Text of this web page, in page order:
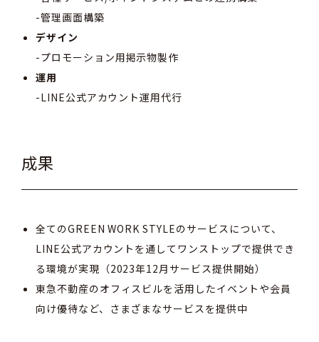
-管理画面構築
デザイン
-プロモーション用掲示物製作
運用
-LINE公式アカウント運用代行
成果
全てのGREEN WORK STYLEのサービスについて、
LINE公式アカウントを通してワンストップで提供でき
る環境が実現（2023年12月サービス提供開始）
東急不動産のオフィスビルを活用したイベントや会員
向け優待など、さまざまなサービスを提供中